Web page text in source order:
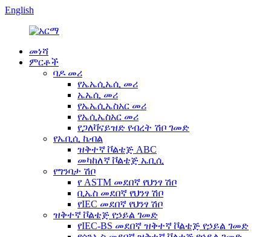
English
መነሻ
ምርቶች
ባዶ መሪ
የኤኤሲኤሲ መሪ
ኤኤሲ መሪ
የኤኤሲኤስአር መሪ
የኤሲኤስአር መሪ
የጋለቫናይዝድ የብረት ሽቦ ገመድ
የኤቢሲ ኬብል
ዝቅተኛ ቮልቴጅ ABC
መካከለኛ ቮልቴጅ ኤቢሲ
የግንባታ ሽቦ
የ ASTM መደበኛ የህንፃ ሽቦ
ቢኤስ መደበኛ የህንፃ ሽቦ
የIEC መደበኛ የህንፃ ሽቦ
ዝቅተኛ ቮልቴጅ የኃይል ገመድ
የIEC-BS መደበኛ ዝቅተኛ ቮልቴጅ የኃይል ገመድ